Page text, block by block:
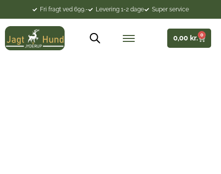
Fri fragt ved 699.- Levering 1-2 dage Super service
0,00 kr. 0